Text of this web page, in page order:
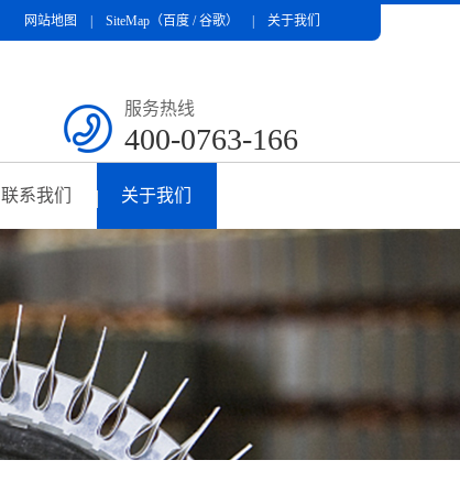
网站地图 | SiteMap（百度/谷歌） | 关于我们
服务热线
400-0763-166
联系我们 关于我们